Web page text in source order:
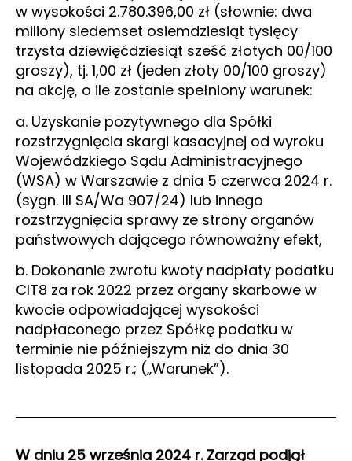
w wysokości 2.780.396,00 zł (słownie: dwa
miliony siedemset osiemdziesiąt tysięcy
trzysta dziewięćdziesiąt sześć złotych 00/100
groszy), tj. 1,00 zł (jeden złoty 00/100 groszy)
na akcję, o ile zostanie spełniony warunek:
a. Uzyskanie pozytywnego dla Spółki
rozstrzygnięcia skargi kasacyjnej od wyroku
Wojewódzkiego Sądu Administracyjnego
(WSA) w Warszawie z dnia 5 czerwca 2024 r.
(sygn. III SA/Wa 907/24) lub innego
rozstrzygnięcia sprawy ze strony organów
państwowych dającego równoważny efekt,
b. Dokonanie zwrotu kwoty nadpłaty podatku
CIT8 za rok 2022 przez organy skarbowe w
kwocie odpowiadającej wysokości
nadpłaconego przez Spółkę podatku w
terminie nie późniejszym niż do dnia 30
listopada 2025 r.; („Warunek”).
W dniu 25 września 2024 r. Zarząd podjął